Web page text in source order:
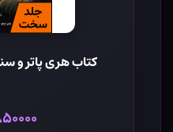
کتاب هری پاتر
۸۵۰۰۰۰